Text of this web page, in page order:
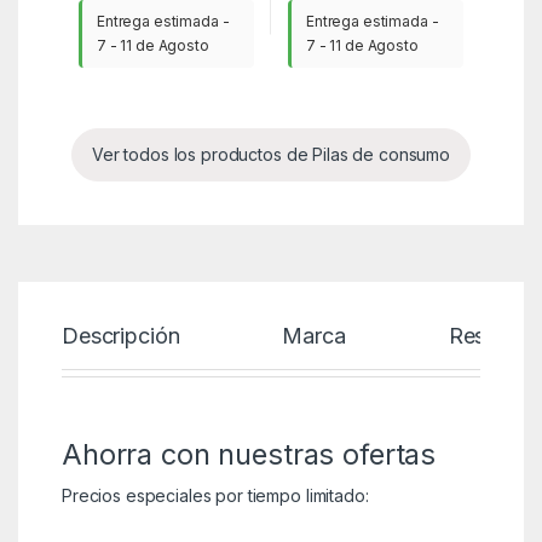
Entrega estimada -
7 - 11 de Agosto
Entrega estimada -
7 - 11 de Agosto
Ver todos los productos de Pilas de consumo
Descripción Marca Reseñas
Ahorra con nuestras ofertas
Precios especiales por tiempo limitado: